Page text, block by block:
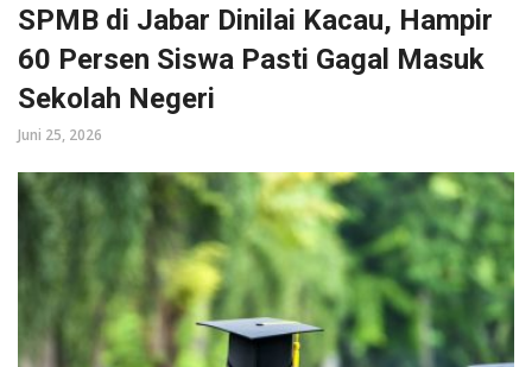
SPMB di Jabar Dinilai Kacau, Hampir
60 Persen Siswa Pasti Gagal Masuk
Sekolah Negeri
Juni 25, 2026